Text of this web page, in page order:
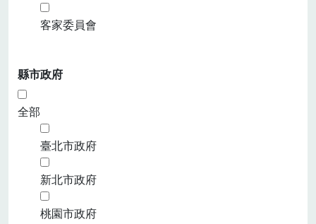
客家委員會
縣市政府
全部
臺北市政府
新北市政府
桃園市政府